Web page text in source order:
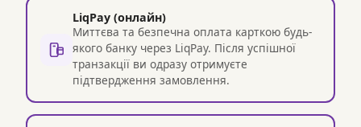
LiqPay (онлайн)
Миттєва та безпечна оплата карткою будь-
якого банку через LiqPay. Після успішної
транзакції ви одразу отримуєте
підтвердження замовлення.